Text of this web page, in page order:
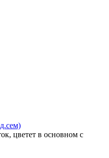
цветет в основном с